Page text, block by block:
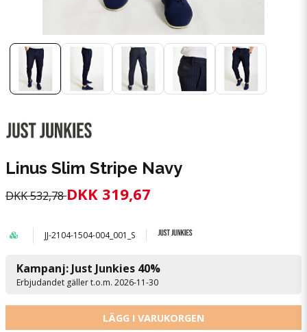
Linus Slim Stripe Navy
DKK 532,78DKK 319,67
JJ-2104-1504-004_001_S
Kampanj: Just Junkies 40%
Erbjudandet gäller t.o.m. 2026-11-30
LÄGG I VARUKORGEN